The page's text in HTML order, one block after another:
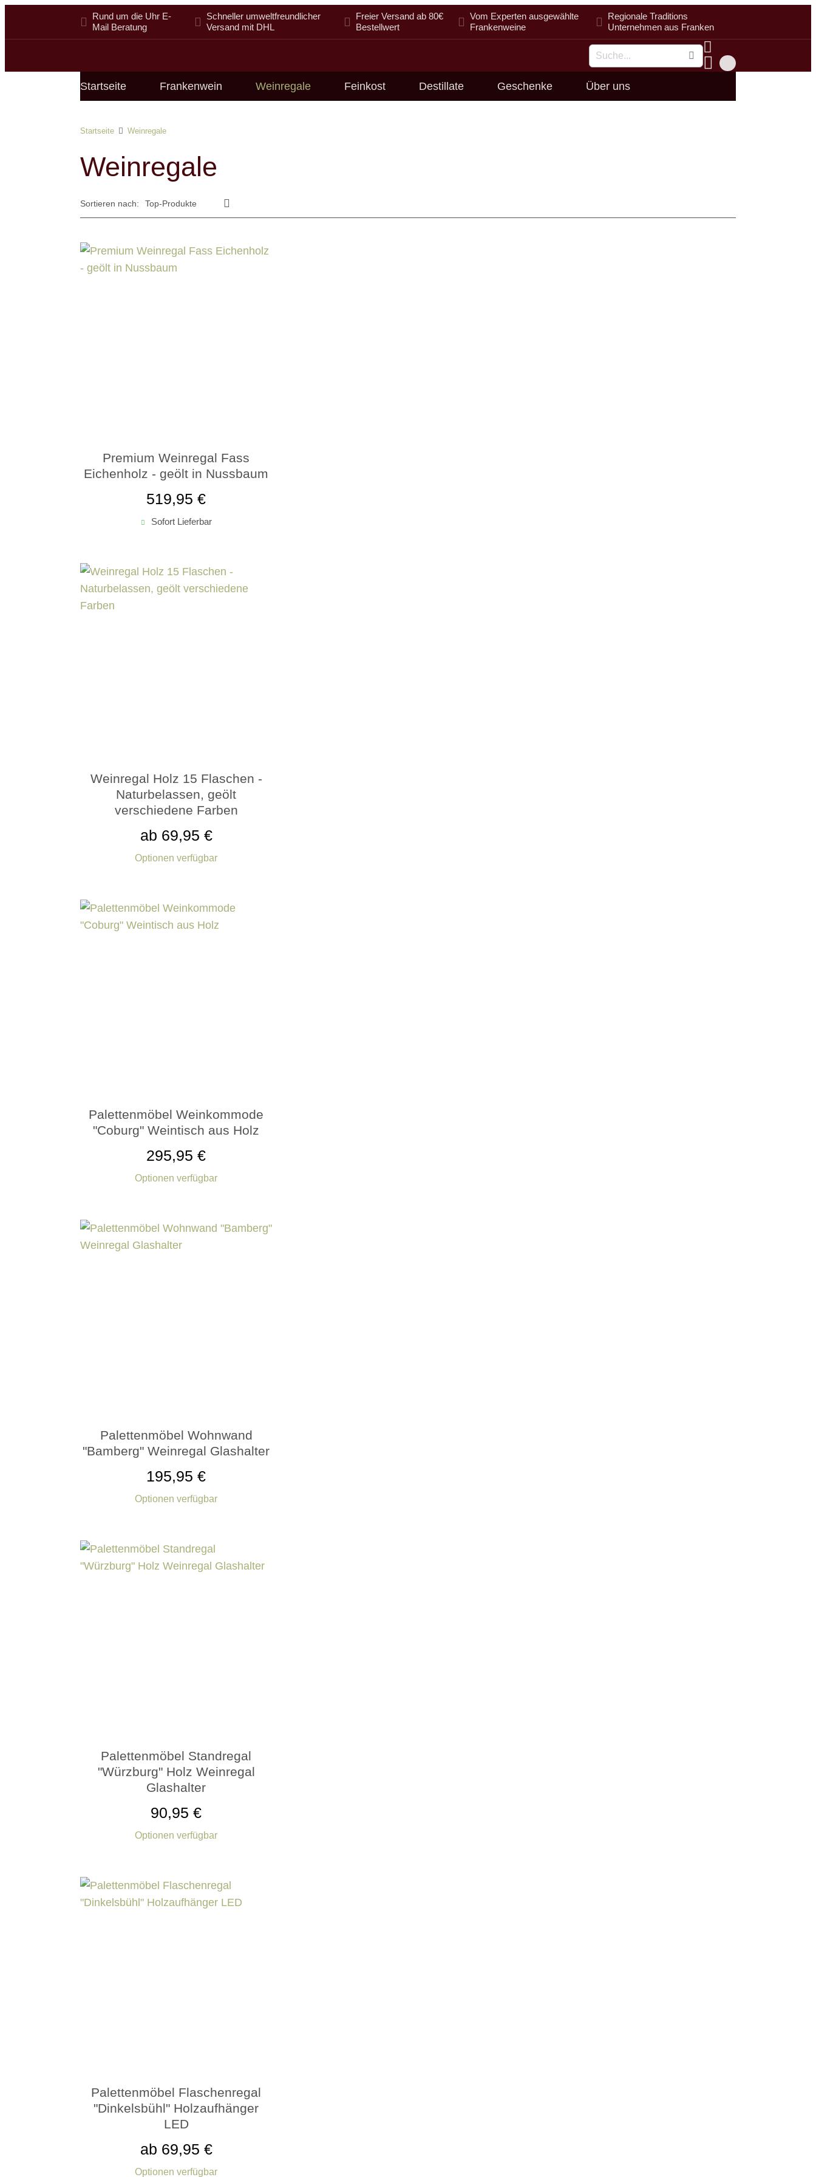
Rund um die Uhr E-
Mail Beratung
Schneller umweltfreundlicher
Versand mit DHL
Freier Versand ab 80€
Bestellwert
Vom Experten ausgewählte
Frankenweine
Regionale Traditions
Unternehmen aus Franken
Suche
Startseite
Frankenwein Weinregale Feinkost Destillate Geschenke Über uns
Startseite Weinregale
Weinregale
Sortieren nach:
Premium Weinregal Fass
Eichenholz - geölt in Nussbaum
519,95 €
Sofort Lieferbar
Weinregal Holz 15 Flaschen -
Naturbelassen, geölt
verschiedene Farben
ab 69,95 €
Optionen verfügbar
Palettenmöbel Weinkommode
"Coburg" Weintisch aus Holz
295,95 €
Optionen verfügbar
Palettenmöbel Wohnwand
"Bamberg" Weinregal Glashalter
195,95 €
Optionen verfügbar
Palettenmöbel Standregal
"Würzburg" Holz Weinregal
Glashalter
90,95 €
Optionen verfügbar
Palettenmöbel Flaschenregal
"Dinkelsbühl" Holzaufhänger
LED
ab 69,95 €
Optionen verfügbar